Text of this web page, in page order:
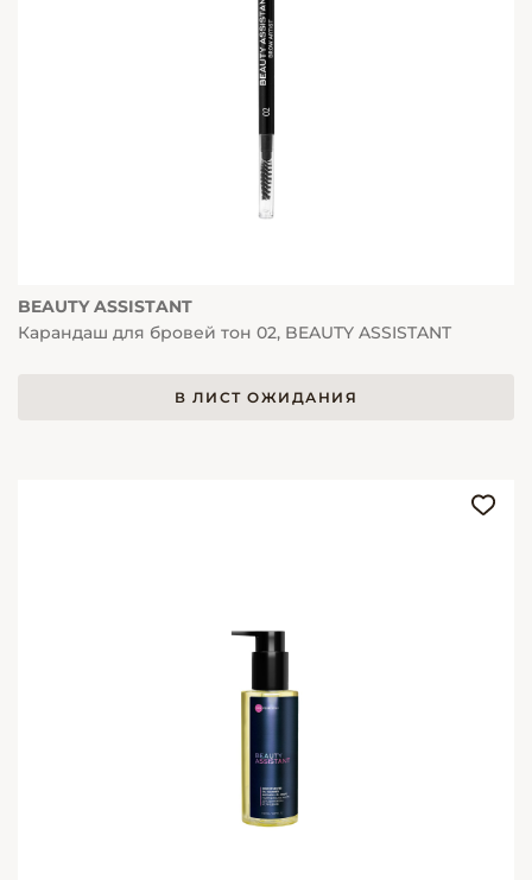
BEAUTY ASSISTANT
Карандаш для бровей тон 02, BEAUTY ASSISTANT
В ЛИСТ ОЖИДАНИЯ